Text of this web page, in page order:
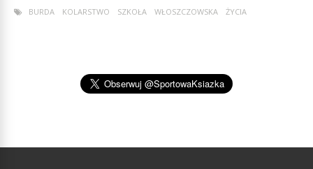
BURDA
KOLARSTWO SZKOŁA WŁOSZCZOWSKA ŻYCIA